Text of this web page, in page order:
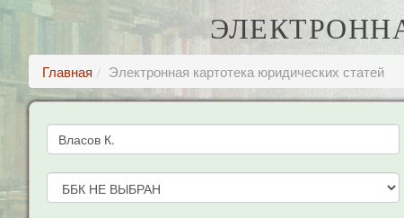
Главная Электронная картотека юридических статей